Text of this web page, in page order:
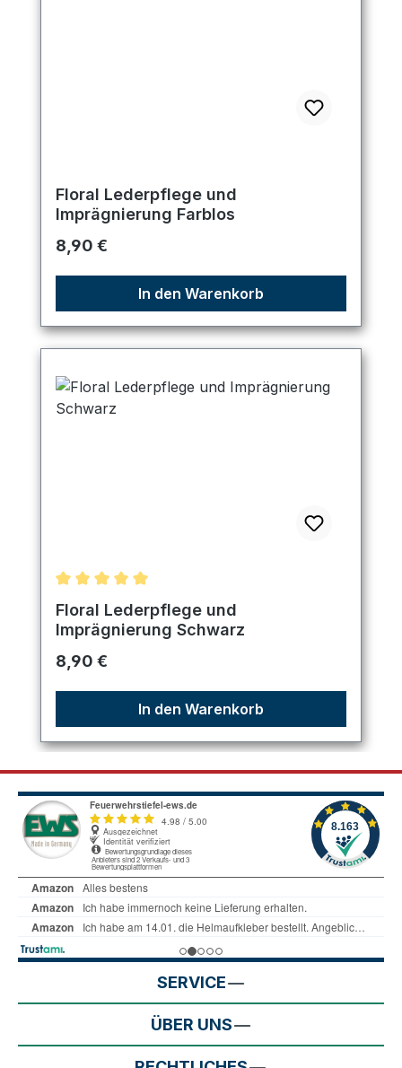
Floral Lederpflege und
Imprägnierung Farblos
Regulärer Preis:
8,90 €
In den Warenkorb
Durchschnittliche Bewertung von 5 von 5 Sternen
Floral Lederpflege und
Imprägnierung Schwarz
Regulärer Preis:
8,90 €
In den Warenkorb
SERVICE
ÜBER UNS